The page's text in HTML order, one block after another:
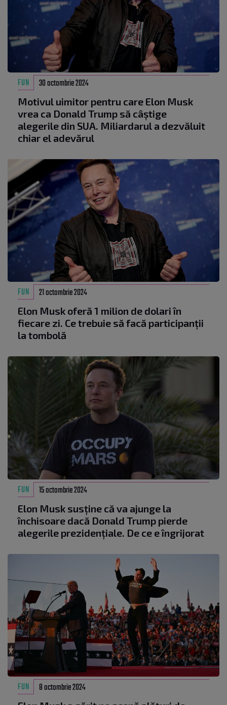
FUN 30 octombrie 2024
Motivul uimitor pentru care Elon Musk
vrea ca Donald Trump să câștige
alegerile din SUA. Miliardarul a dezvăluit
chiar el adevărul
FUN 21 octombrie 2024
Elon Musk oferă 1 milion de dolari în
fiecare zi. Ce trebuie să facă participanții
la tombolă
FUN 15 octombrie 2024
Elon Musk susține că va ajunge la
închisoare dacă Donald Trump pierde
alegerile prezidențiale. De ce e îngrijorat
FUN 8 octombrie 2024